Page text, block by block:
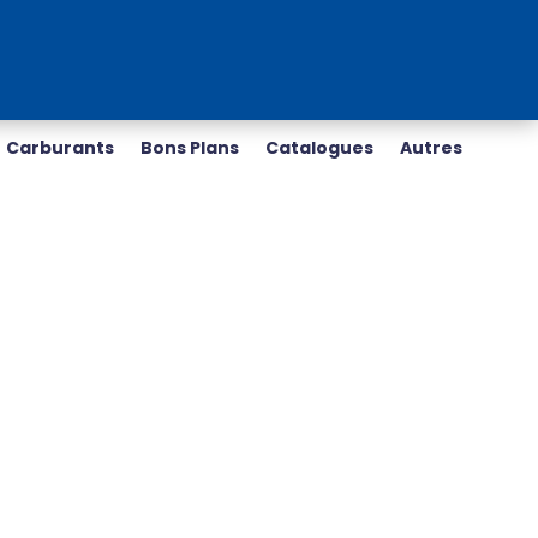
Carburants Bons Plans Catalogues Autres